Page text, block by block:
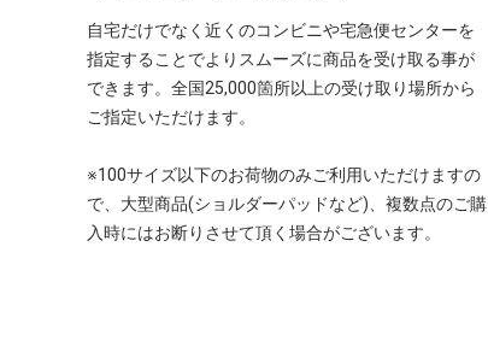
自宅だけでなく近くのコンビニや宅急便センターを
指定することでよりスムーズに商品を受け取る事が
できます。全国25,000箇所以上の受け取り場所から
ご指定いただけます。
※100サイズ以下のお荷物のみご利用いただけますの
で、大型商品(ショルダーパッドなど)、複数点のご購
入時にはお断りさせて頂く場合がございます。